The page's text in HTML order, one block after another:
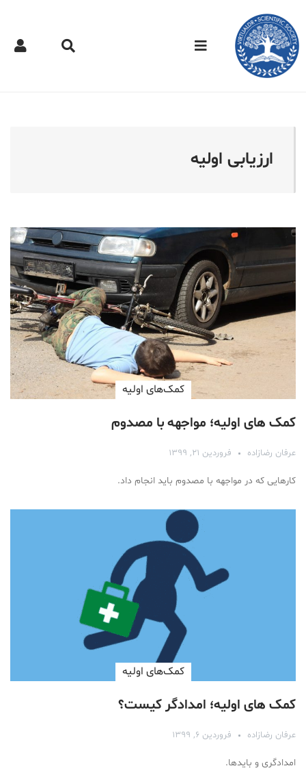
دکتر مجازی - ارزیابی اولیه
ارزیابی اولیه
کمک‌های اولیه
کمک های اولیه؛ مواجهه با مصدوم
عرفان رضازاده فروردین ۲۱, ۱۳۹۹
کارهایی که در مواجهه با مصدوم باید انجام داد.
کمک‌های اولیه
کمک های اولیه؛ امدادگر کیست؟
عرفان رضازاده فروردین ۶, ۱۳۹۹
امدادگری و بایدها.